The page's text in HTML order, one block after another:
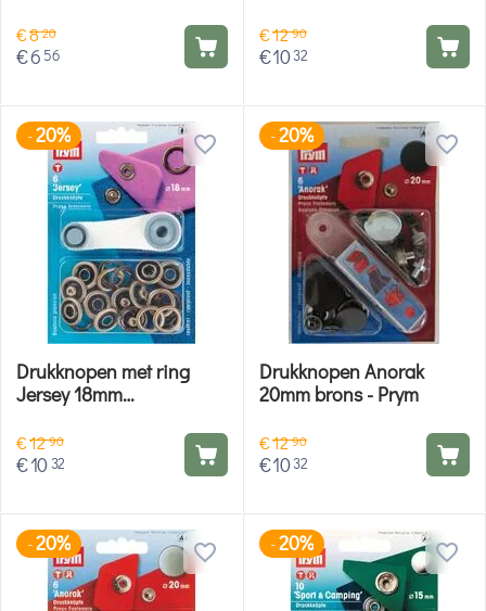
€820
€6 56
€1290
€10 32
-20%
Drukknopen met ring
Jersey 18mm
€1290
€10 32
-20%
Drukknopen Anorak
20mm brons - Prym
€1290
€10 32
-20% -20%